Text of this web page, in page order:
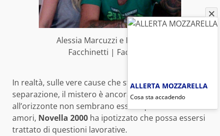
Alessia Marcuzzi e Francesco
Facchinetti | Facebook
In realtà, sulle vere cause che stanno dietro la
separazione, il mistero è ancora fitto. Dato che
all’orizzonte non sembrano esserci per i due nuovi
amori, Novella 2000 ha ipotizzato che possa essersi
trattato di questioni lavorative.
ALLERTA MOZZARELLA
Cosa sta accadendo